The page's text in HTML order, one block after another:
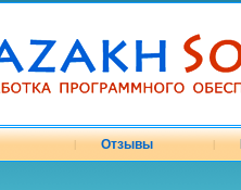
Отзывы